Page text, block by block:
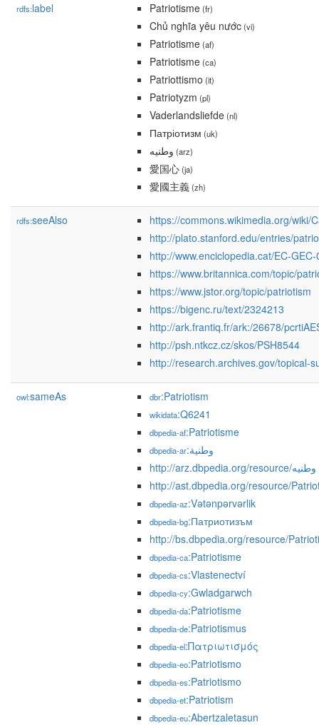
rdfs:label Patriotisme(fr)
Chủ nghĩa yêu nước(vi)
Patriotisme(af)
Patriotisme(ca)
Patriottismo (it)
Patriotyzm (pl)
Vaderlandsliefde(nl)
Патріотизм (uk)
وطنيه (arz)
愛国心(ja)
愛國主義(zh)
rdfs:seeAlso
https://commons.wikimedia.org/wiki/
http://plato.stanford.edu/entries/
http://www.enciclopedia.cat/EC-
https://www.britannica.com/topic/
https://www.jstor.org/topic/patriotism
https://bigenc.ru/text/2324213
http://ark.frantiq.fr/ark:/26678/
http://psh.ntkcz.cz/skos/PSH8544
http://research.archives.gov/topical-
owl:sameAs dbr:Patriotism
wikidata:Q6241
dbpedia-af:Patriotisme
dbpedia-ar :وطنية
http://arz.dbpedia.org/resource/وطنيه
http://ast.dbpedia.org/resource/
dbpedia-az:Vətənpərvərlik
dbpedia-bg:Патриотизъм
http://bs.dbpedia.org/resource/
dbpedia-ca:Patriotisme
dbpedia-cs:Vlastenectví
dbpedia-cy:Gwladgarwch
dbpedia-da:Patriotisme
dbpedia-de:Patriotismus
dbpedia-el:Πατριωτισμός
dbpedia-eo:Patriotismo
dbpedia-es:Patriotismo
dbpedia-et:Patriotism
dbpedia-eu:Abertzaletasun